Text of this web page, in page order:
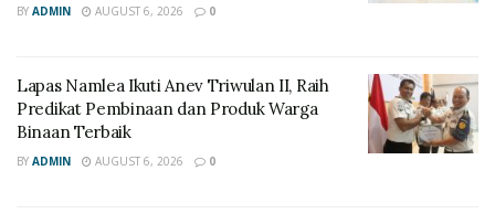
BY ADMIN AUGUST 6, 2026 0
Lapas Namlea Ikuti Anev Triwulan II, Raih
Predikat Pembinaan dan Produk Warga
Binaan Terbaik
BY ADMIN AUGUST 6, 2026 0